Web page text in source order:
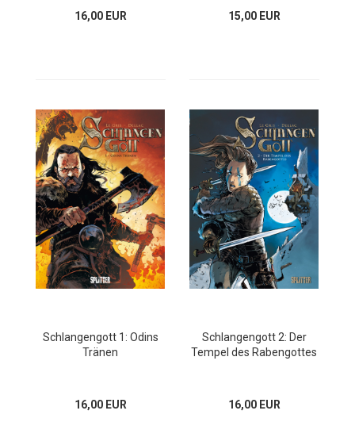
16,00 EUR 15,00 EUR
Schlangengott 1: Odins
Tränen
16,00 EUR
Schlangengott 2: Der
Tempel des Rabengottes
16,00 EUR